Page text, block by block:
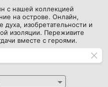
с нашей коллекцией
на острове. Онлайн,
духа, изобретательности и
изоляции. Переживите
вместе с героями.